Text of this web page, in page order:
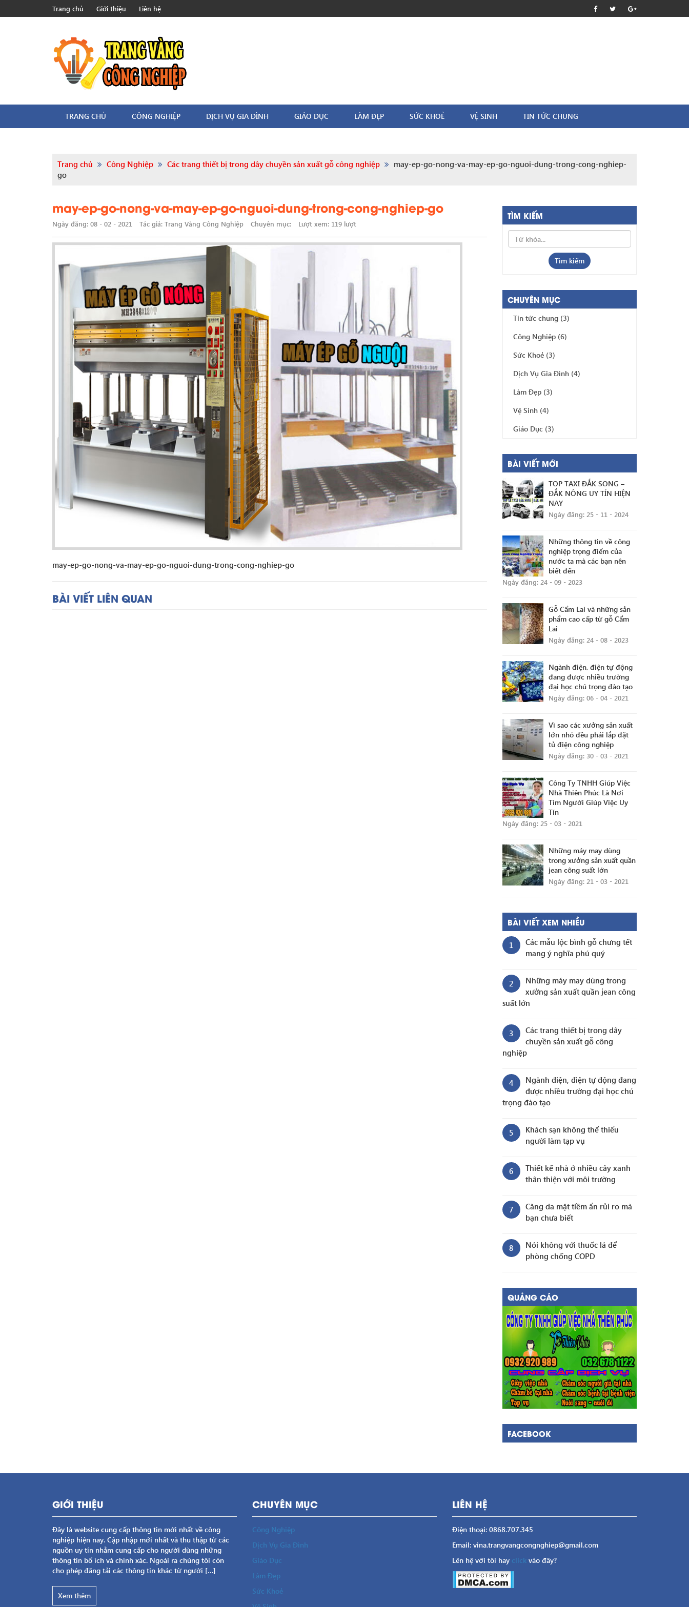
Trang chủ Giới thiệu Liên hệ
TRANG CHỦ CÔNG NGHIỆP DỊCH VỤ GIA ĐÌNH GIÁO DỤC LÀM ĐẸP SỨC KHOẺ VỆ SINH TIN TỨC CHUNG
Trang chủ Công Nghiệp Các trang thiết bị trong dây chuyền sản xuất gỗ công nghiệp
may-ep-go-nong-va-may-ep-go-nguoi-dung-trong-cong-nghiep-
go
may-ep-go-nong-va-may-ep-go-nguoi-dung-trong-cong-nghiep-go
Ngày đăng: 08 - 02 - 2021 Tác giả: Trang Vàng Công Nghiệp Chuyên mục: Lượt xem: 119 lượt
may-ep-go-nong-va-may-ep-go-nguoi-dung-trong-cong-nghiep-go
BÀI VIẾT LIÊN QUAN
TÌM KIẾM
Tìm kiếm
CHUYÊN MỤC
Tin tức chung(3)
Công Nghiệp(6)
Sức Khoẻ(3)
Dịch Vụ Gia Đình(4)
Làm Đẹp(3)
Vệ Sinh(4)
Giáo Dục (3)
BÀI VIẾT MỚI
TOP TAXI ĐẮK SONG –
ĐẮK NÔNG UY TÍN HIỆN
NAY
Ngày đăng: 25 - 11 - 2024
Những thông tin về công
nghiệp trọng điểm của
nước ta mà các bạn nên
biết đến
Ngày đăng: 24 - 09 - 2023
Gỗ Cẩm Lai và những sản
phẩm cao cấp từ gỗ Cẩm
Lai
Ngày đăng: 24 - 08 - 2023
Ngành điện, điện tự động
đang được nhiều trường
đại học chú trọng đào tạo
Ngày đăng: 06 - 04 - 2021
Vì sao các xưởng sản xuất
lớn nhỏ đều phải lắp đặt
tủ điện công nghiệp
Ngày đăng: 30 - 03 - 2021
Công Ty TNHH Giúp Việc
Nhà Thiên Phúc Là Nơi
Tìm Người Giúp Việc Uy
Tín
Ngày đăng: 25 - 03 - 2021
Những máy may dùng
trong xưởng sản xuất quần
jean công suất lớn
Ngày đăng: 21 - 03 - 2021
BÀI VIẾT XEM NHIỀU
1
Các mẫu lộc bình gỗ chưng tết
mang ý nghĩa phú quý
2
Những máy may dùng trong
xưởng sản xuất quần jean công
suất lớn
3
Các trang thiết bị trong dây
chuyền sản xuất gỗ công
nghiệp
4
Ngành điện, điện tự động đang
được nhiều trường đại học chú
trọng đào tạo
5
Khách sạn không thể thiếu
người làm tạp vụ
6
Thiết kế nhà ở nhiều cây xanh
thân thiện với môi trường
7
Căng da mặt tiềm ẩn rủi ro mà
bạn chưa biết
8
Nói không với thuốc lá để
phòng chống COPD
QUẢNG CÁO
FACEBOOK
GIỚI THIỆU
Đây là website cung cấp thông tin mới nhất về công
nghiệp hiện nay. Cập nhập mới nhất và thu thập từ các
nguồn uy tín nhằm cung cấp cho người dùng những
thông tin bổ ích và chính xác. Ngoài ra chúng tôi còn
cho phép đăng tải các thông tin khác từ người […]
Xem thêm
CHUYÊN MỤC
Công Nghiệp
Dịch Vụ Gia Đình
Giáo Dục
Làm Đẹp
Sức Khoẻ
LIÊN HỆ
Điện thoại: 0868.707.345
Email: vina.trangvangcongnghiep@gmail.com
Lên hệ với tôi hay click vào đây?